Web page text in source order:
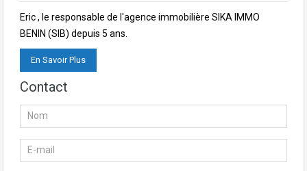
Eric , le responsable de l'agence immobilière SIKA IMMO
BENIN (SIB) depuis 5 ans.
En Savoir Plus
Contact